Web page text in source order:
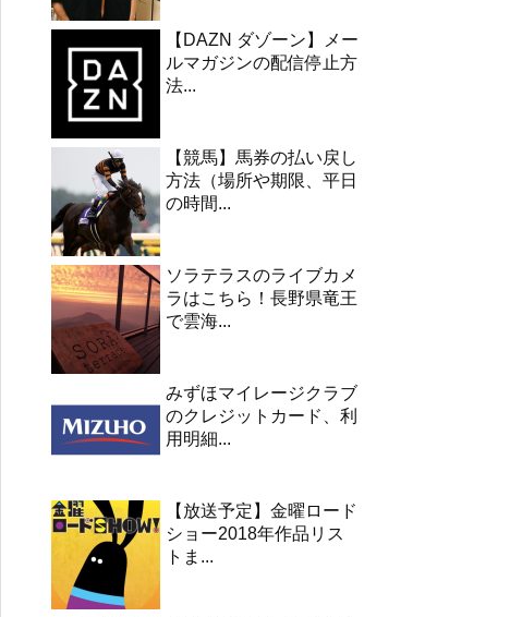
【DAZN ダゾーン】メー
ルマガジンの配信停止方
法...
【競馬】馬券の払い戻し
方法（場所や期限、平日
の時間...
ソラテラスのライブカメ
ラはこちら！長野県竜王
で雲海...
みずほマイレージクラブ
のクレジットカード、利
用明細...
【放送予定】金曜ロード
ショー2018年作品リス
トま...